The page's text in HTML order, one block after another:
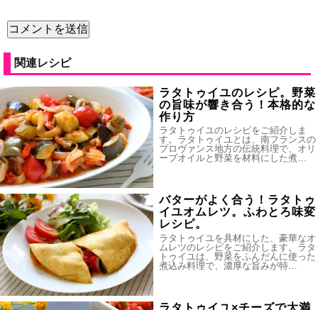
関連レシピ
ラタトゥイユのレシピ。野菜
の旨味が響き合う！本格的な
作り方
ラタトゥイユのレシピをご紹介しま
す。ラタトゥイユとは、南フランスの
プロヴァンス地方の伝統料理で、オリ
ーブオイルと野菜を材料にした煮…
バターがよく合う！ラタトゥ
イユオムレツ。ふわとろ味変
レシピ。
ラタトゥイユを具材にした、豪華なオ
ムレツのレシピをご紹介します。ラタ
トゥイユは、野菜をふんだんに使った
煮込み料理で、濃厚な旨みが特…
ラタトゥイユ×チーズで大満